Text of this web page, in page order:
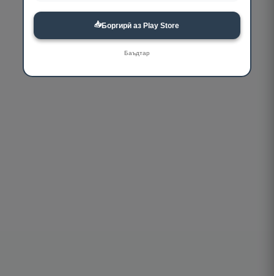
📥Боргирӣ аз Play Store
Баъдтар